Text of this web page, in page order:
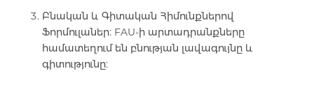
Իմունախթանիչներ
Բնական և Գիտական Հիմունքներով
Ֆորմուլաներ: FAU-ի արտադրանքները
համատեղում են բնության լավագույնը և
գիտությունը: